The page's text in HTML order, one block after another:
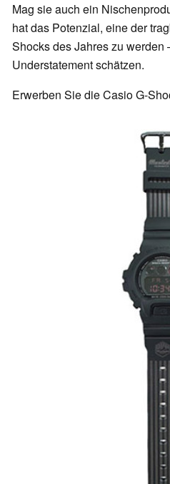
Mag sie auch ein
hat das Potenzial, eine der
Shocks des Jahres zu werden
Understatement schätzen.
Erwerben Sie die Casio G-